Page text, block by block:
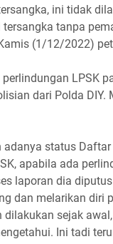
ini tidak
tanpa
(1/12/2022)
LPSK
dari Polda
status
apabila ada
laporan dia
dan melarikan diri
sejak
Ini tadi